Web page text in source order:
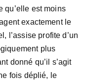
qu’elle est moins
exactement le
l’assise profite d’un
plus
donné qu’il s’agit
fois déplié, le